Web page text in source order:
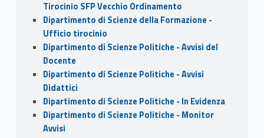
Tirocinio SFP Vecchio Ordinamento
Dipartimento di Scienze della Formazione -
Ufficio tirocinio
Dipartimento di Scienze Politiche - Avvisi del
Docente
Dipartimento di Scienze Politiche - Avvisi
Didattici
Dipartimento di Scienze Politiche - In Evidenza
Dipartimento di Scienze Politiche - Monitor
Avvisi